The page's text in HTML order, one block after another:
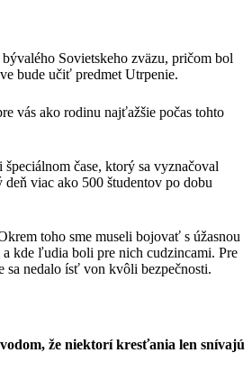
Sovietskeho zväzu, pričom bol
bude učiť predmet Utrpenie.
vás ako rodinu najťažšie počas tohto
čase, ktorý sa vyznačoval
viac ako 500 študentov po dobu
toho sme museli bojovať s úžasnou
kde ľudia boli pre nich cudzincami. Pre
nedalo ísť von kvôli bezpečnosti.
že niektorí kresťania len snívajú